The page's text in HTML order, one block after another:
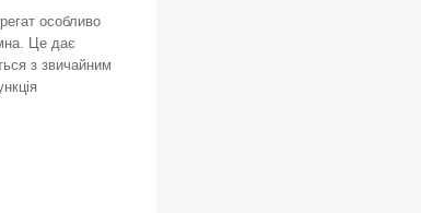
особливо
Це дає
з звичайним